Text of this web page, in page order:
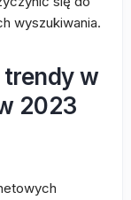
wyszukiwania.
w
2023